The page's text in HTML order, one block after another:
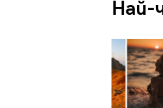
Най-